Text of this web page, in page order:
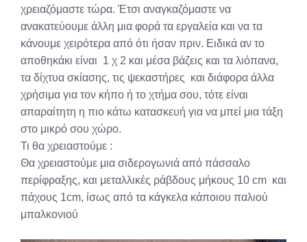
χρειαζόμαστε τώρα. Έτσι αναγκαζόμαστε να
ανακατεύουμε άλλη μια φορά τα εργαλεία και να τα
κάνουμε χειρότερα από ότι ήσαν πριν. Ειδικά αν το
αποθηκάκι είναι 1 χ 2 και μέσα βάζεις και τα λιόπανα,
τα δίχτυα σκίασης, τις ψεκαστήρες και διάφορα άλλα
χρήσιμα για τον κήπο ή το χτήμα σου, τότε είναι
απαραίτητη η πιο κάτω κατασκευή για να μπεί μια τάξη
στο μικρό σου χώρο.
Τι θα χρειαστούμε :
Θα χρειαστούμε μια σιδερογωνιά από πάσσαλο
περίφραξης, και μεταλλικές ράβδους μήκους 10 cm και
πάχους 1cm, ίσως από τα κάγκελα κάποιου παλιού
μπαλκονιού